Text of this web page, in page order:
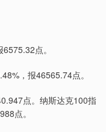
点。
，报46565.74点。
点。纳斯达克100指
点。